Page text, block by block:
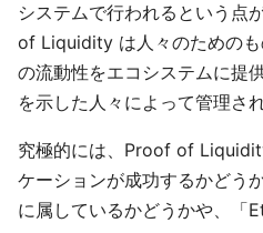
システムで行われるという点
of Liquidity は人々のための
の流動性をエコシステムに提
を示した人々によって管理され
究極的には、Proof of
ケーションが成功するかどう
に属しているかどうかや、「